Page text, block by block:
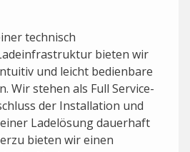
technisch
bieten wir
und leicht bedienbare
Wir stehen als Full Service-
der Installation und
Ladelösung dauerhaft
bieten wir einen